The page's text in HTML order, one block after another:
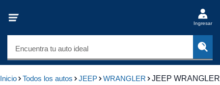
Ingresar
Encuentra tu auto ideal
Inicio Todos los autos JEEP WRANGLER JEEP